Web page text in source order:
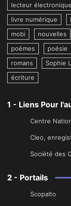
lecteur électronique
livre numérique
mobi
nouvelles
poémes
poésie
romans
Sophie
écriture
1 - Liens Pour
Centre
Cleo,
Société des
2 - Portails
Scopalto